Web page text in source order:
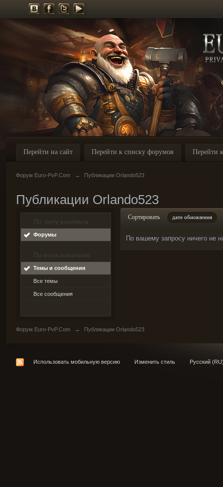
Перейти на сайт Перейти к списку форумов Перейти
Форум Euro-PvP.Com → Публикации Orlando523
Публикации Orlando523
По типу контента
Форумы
По пользователю
Темы и сообщения
Все темы
Все сообщения
Сортировать дате обновления
По вашему запросу ничего не
Форум Euro-PvP.Com → Публикации Orlando523
Использовать мобильную версию Изменить стиль Русский